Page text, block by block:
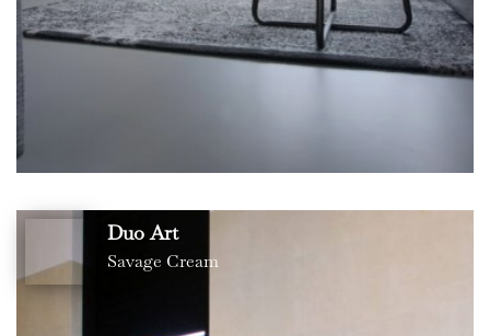
Duo Art
Savage Cream